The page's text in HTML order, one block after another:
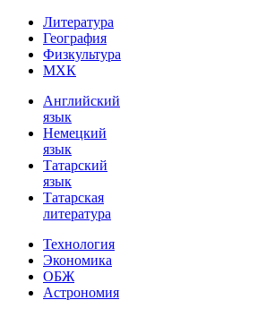
Литература
География
Физкультура
МХК
Английский
язык
Немецкий
язык
Татарский
язык
Татарская
литература
Технология
Экономика
ОБЖ
Астрономия